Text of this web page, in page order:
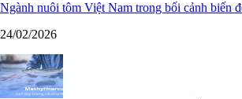
Ngành nuôi tôm Việt Nam trong bối cảnh biến
24/02/2026